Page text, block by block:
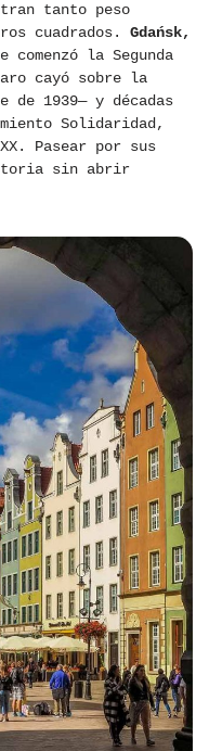
tanto peso
cuadrados. Gdańsk,
la Segunda
cayó sobre la
de 1939— y décadas
Solidaridad,
Pasear por sus
sin abrir